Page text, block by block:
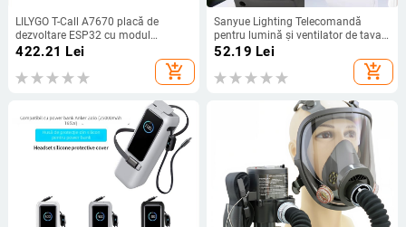
LILYGO T-Call A7670 placă de
dezvoltare ESP32 cu modul
LTE/GSM A7670E, 4G/2G
422.21 Lei
add_shopping_cart
Sanyue Lighting Telecomandă
pentru lumină și ventilator de tavan
- receptor pentru ventilator de tavan,
-40°C până la 85°C, întrerupător
wireless
52.19 Lei
add_shopping_cart